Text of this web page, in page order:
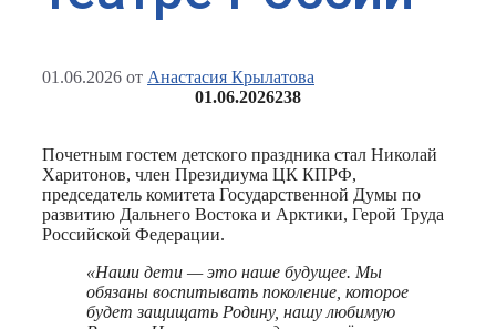
01.06.2026 от Анастасия Крылатова
01.06.2026238
Почетным гостем детского праздника стал Николай
Харитонов, член Президиума ЦК КПРФ,
председатель комитета Государственной Думы по
развитию Дальнего Востока и Арктики, Герой Труда
Российской Федерации.
«Наши дети — это наше будущее. Мы
обязаны воспитывать поколение, которое
будет защищать Родину, нашу любимую